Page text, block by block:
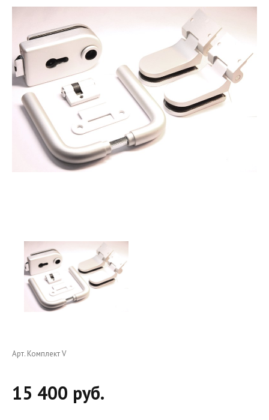
Арт. Комплект V
15 400 руб.